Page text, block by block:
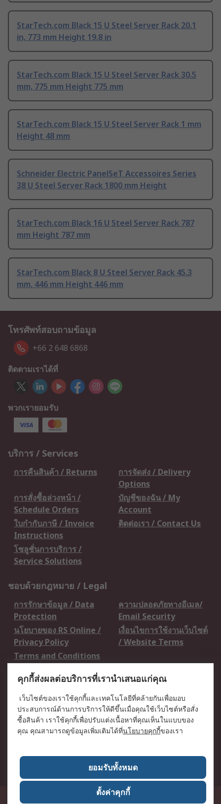
StarTech.com Black 15 U Steel Server Rack 20.1
in, 773 mm Height 19.8 in
StarTech.com Black 15 U Steel Server Rack 30.5
mm, 775 mm Height 775 mm
StarTech.com Black 15 U Steel Server Rack 1 mm
Height 48 mm
Schneider Electric PanelSeT Accessoires Series
38 U Steel Server Rack 1800 mm Height
StarTech.com Black 16 U Steel Server Rack 787
mm Height 787 mm
StarTech.com Black 8 U Steel Server Rack 45.3
mm, 446 mm Height 446 mm
โทรศัพท์สอบถามข้อมูล
+66 2 648 6868
ติดตามเราได้ที่
พวกเรายอมรับ
บริการ / Services
การคืนสินค้า / Returns
การจัดส่ง / Delivery
Options
การสั่งซื้อล่วงหน้า /
Schedule Orders
บัญชีของฉัน / My
Account
ใบกำกับภาษี / Invoice
Instructions
ติดต่อเรา / Contact Us
โซลูชั่นการบริการ /
Service Solutions
ชอบด้วยกฎหมาย / Legal
การรักษาข้อมูล / Data
Protection
ความปลอดภัยทางอีเมล/
Email Security
นโยบายของ RS Online /
Privacy Policy
เงื่อนไขการใช้งานเว็บไซต์
/ Website Terms
Terms and Conditions
เกี่ยวกับ RS / About RS
RS ทั่วโลก / RS
Worldwide
ข่าวประชาสัมพันธ์ / Press
Centre
บริษัทในเครือ RS /
วิธีการชำระเงิน /
เกี่ยวกับ RS / About RS
อาชีพที่ RS / Careers
50 GMM Grammy Place, 19th Floor, Unit 1901-1904, Sukhumvit 21 Road
คุกกี้ส่งผลต่อบริการที่เรานำเสนอแก่คุณ
เว็บไซต์ของเราใช้คุกกี้และเทคโนโลยีที่คล้ายกันเพื่อมอบ
ประสบการณ์ด้านการบริการให้ดีขึ้นเมื่อคุณใช้เว็บไซต์หรือสั่ง
ซื้อสินค้า เราใช้คุกกี้เพื่อปรับแต่งเนื้อหาที่คุณเห็นในแบบของ
คุณ คุณสามารถดูข้อมูลเพิ่มเติมได้ที่นโยบายคุกกี้ของเรา
ยอมรับทั้งหมด
ตั้งค่าคุกกี้